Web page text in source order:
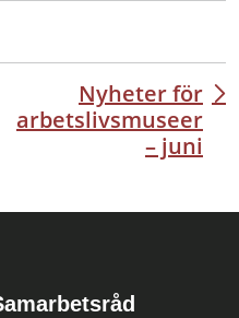
Nyheter för
arbetslivsmuseer
– juni